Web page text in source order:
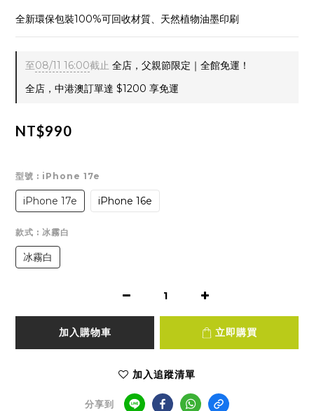
全新環保包裝100%可回收材質、天然植物油墨印刷
至08/11 16:00截止 全店，父親節限定｜全館免運！
全店，中港澳訂單達 $1200 享免運
NT$990
型號 : iPhone 17e
iPhone 17e iPhone 16e
款式 : 冰霧白
冰霧白
加入購物車 立即購買
加入追蹤清單
分享到